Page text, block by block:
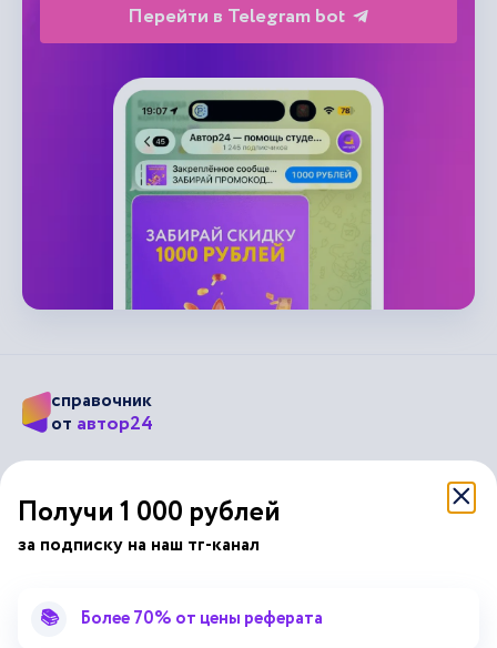
Перейти в Telegram bot
справочник
от автор24
Научные статьи
Методические указания
Помощь эксперта
Получи 1 000 рублей
за подписку на наш тг-канал
📚 Более 70% от цены реферата